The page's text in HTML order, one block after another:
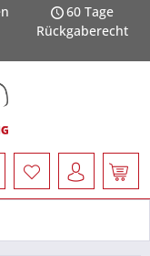
60 Tage
Rückgaberecht